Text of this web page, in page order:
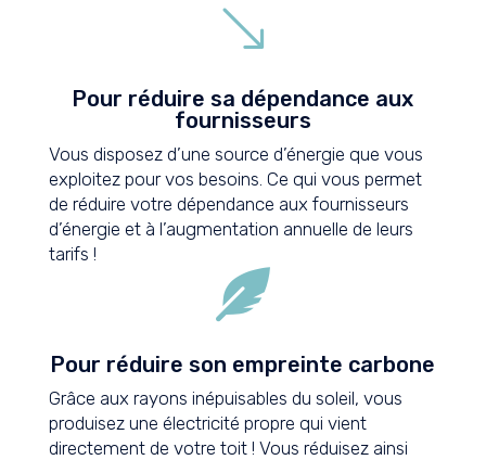
'
Pour réduire sa dépendance aux
fournisseurs
Vous disposez d’une source d’énergie que vous
exploitez pour vos besoins. Ce qui vous permet
de réduire votre dépendance aux fournisseurs
d’énergie et à l’augmentation annuelle de leurs
tarifs !

Pour réduire son empreinte carbone
Grâce aux rayons inépuisables du soleil, vous
produisez une électricité propre qui vient
directement de votre toit ! Vous réduisez ainsi